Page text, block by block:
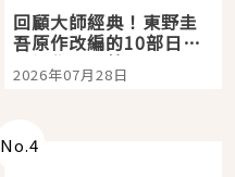
回顧大師經典！東野圭
吾原作改編的10部日本
影視作品推薦
2026年07月28日
No.4